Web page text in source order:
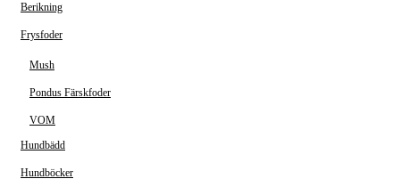
Berikning
Frysfoder
Mush
Pondus Färskfoder
VOM
Hundbädd
Hundböcker